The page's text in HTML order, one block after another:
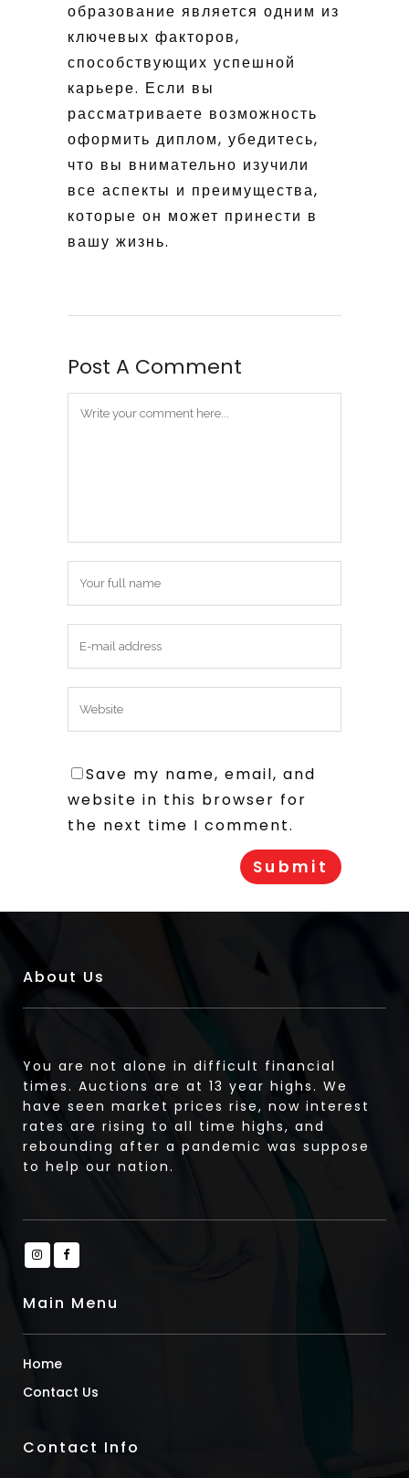
образование является одним из
ключевых факторов,
способствующих успешной
карьере. Если вы
рассматриваете возможность
оформить диплом, убедитесь,
что вы внимательно изучили
все аспекты и преимущества,
которые он может принести в
вашу жизнь.
Post A Comment
Save my name, email, and
website in this browser for
the next time I comment.
About Us
You are not alone in difficult financial
times. Auctions are at 13 year highs. We
have seen market prices rise, now interest
rates are rising to all time highs, and
rebounding after a pandemic was suppose
to help our nation.
Main Menu
Home
Contact Us
Contact Info